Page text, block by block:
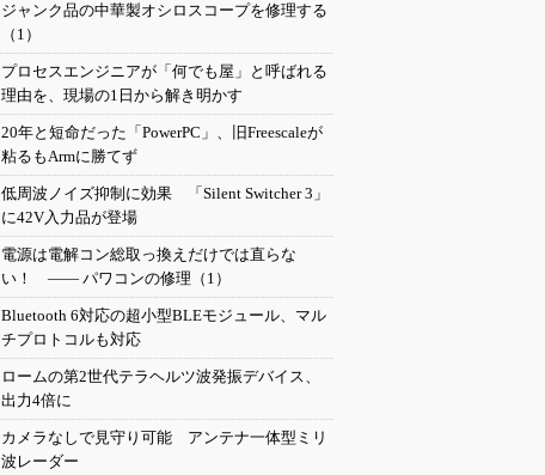
ジャンク品の中華製オシロスコープを修理する
（1）
プロセスエンジニアが「何でも屋」と呼ばれる
理由を、現場の1日から解き明かす
20年と短命だった「PowerPC」、旧Freescaleが
粘るもArmに勝てず
低周波ノイズ抑制に効果 「Silent Switcher 3」
に42V入力品が登場
電源は電解コン総取っ換えだけでは直らな
い！ ―― パワコンの修理（1）
Bluetooth 6対応の超小型BLEモジュール、マル
チプロトコルも対応
ロームの第2世代テラヘルツ波発振デバイス、
出力4倍に
カメラなしで見守り可能 アンテナ一体型ミリ
波レーダー